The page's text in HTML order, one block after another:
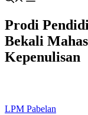
Prodi
Bekali
Kepenulisan
LPM Pabelan